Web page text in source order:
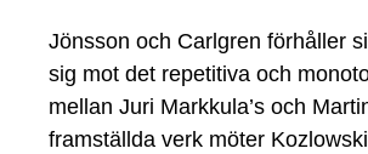
Jönsson och Carlgren förhåller
sig mot det repetitiva och
mellan Juri Markkula’s och
framställda verk möter